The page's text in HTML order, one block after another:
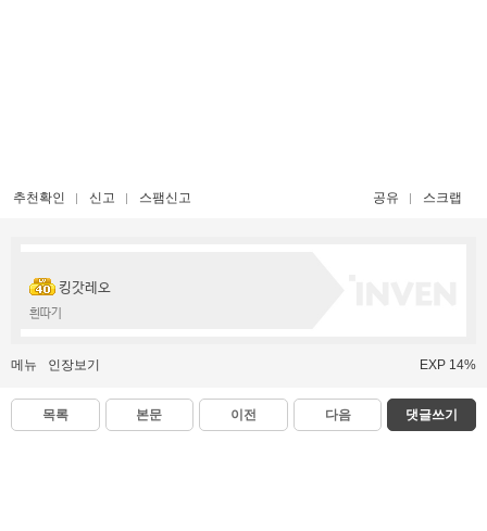
추천확인 신고 스팸신고 공유 스크랩
킹갓레오
흰따기
메뉴 인장보기 EXP 14%
목록 본문 이전 다음 댓글쓰기